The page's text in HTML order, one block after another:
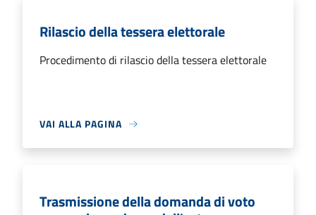
Rilascio della tessera elettorale
Procedimento di rilascio della tessera elettorale
VAI ALLA PAGINA
Trasmissione della domanda di voto